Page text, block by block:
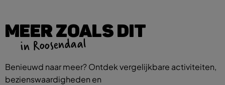
MEER ZOALS DIT
in Roosendaal
Benieuwd naar meer? Ontdek vergelijkbare activiteiten,
bezienswaardigheden en